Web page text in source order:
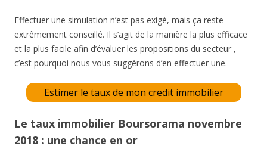
Effectuer une simulation n’est pas exigé, mais ça reste
extrêmement conseillé. Il s’agit de la manière la plus efficace
et la plus facile afin d’évaluer les propositions du secteur ,
c’est pourquoi nous vous suggérons d’en effectuer une.
Estimer le taux de mon credit immobilier
Le taux immobilier Boursorama novembre
2018 : une chance en or